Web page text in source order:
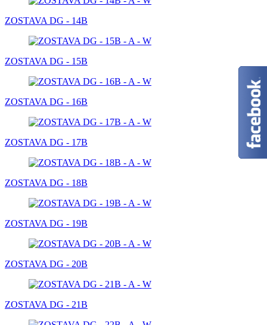
ZOSTAVA DG - 14B
ZOSTAVA DG - 15B
ZOSTAVA DG - 16B
ZOSTAVA DG - 17B
ZOSTAVA DG - 18B
ZOSTAVA DG - 19B
ZOSTAVA DG - 20B
ZOSTAVA DG - 21B